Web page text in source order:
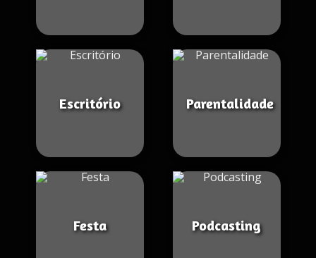
Escritório Parentalidade
Festa Podcasting